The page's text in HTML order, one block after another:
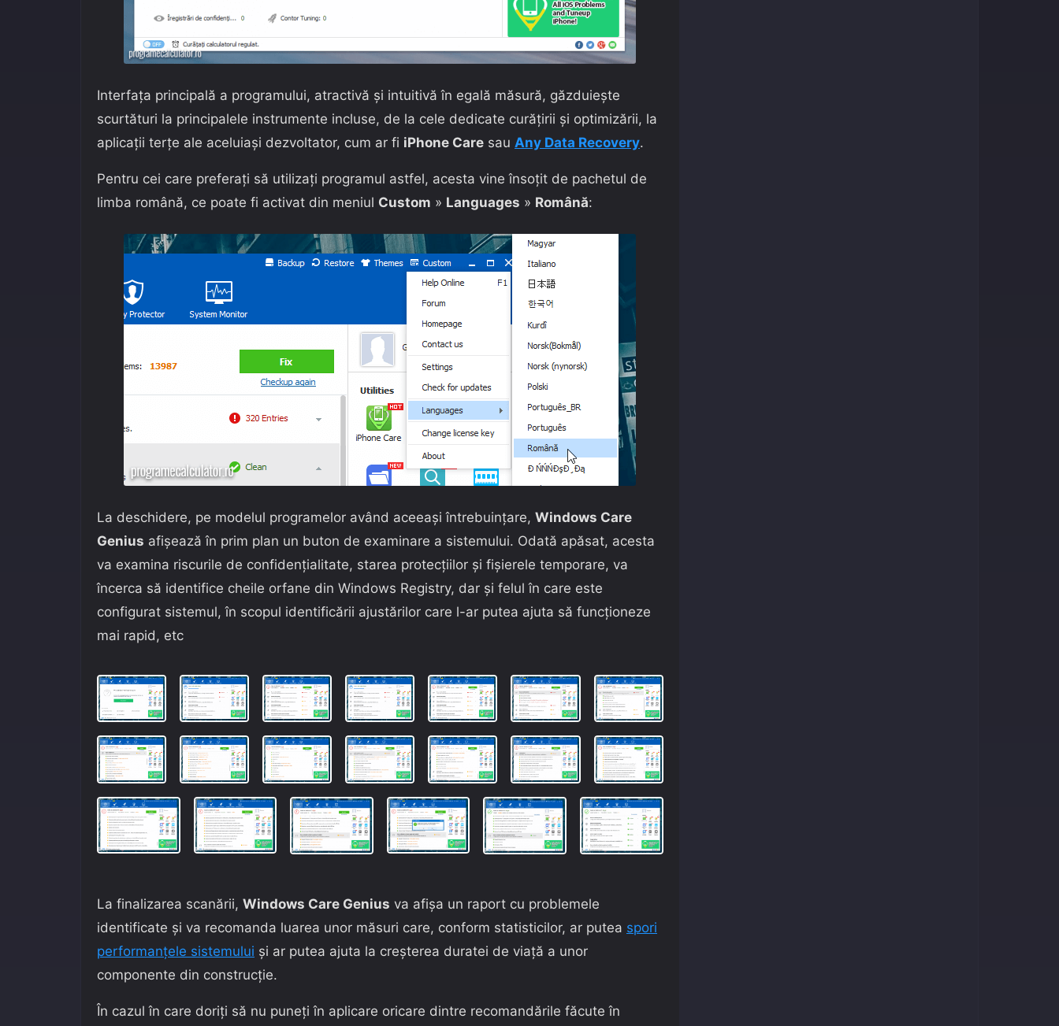
Interfața principală a programului, atractivă și intuitivă în egală măsură, găzduiește
scurtături la principalele instrumente incluse, de la cele dedicate curățirii și optimizării, la
aplicații terțe ale aceluiași dezvoltator, cum ar fi iPhone Care sau Any Data Recovery.
Pentru cei care preferați să utilizați programul astfel, acesta vine însoțit de pachetul de
limba română, ce poate fi activat din meniul Custom » Languages » Română:
La deschidere, pe modelul programelor având aceeași întrebuințare, Windows Care
Genius afișează în prim plan un buton de examinare a sistemului. Odată apăsat, acesta
va examina riscurile de confidențialitate, starea protecțiilor și fișierele temporare, va
încerca să identifice cheile orfane din Windows Registry, dar și felul în care este
configurat sistemul, în scopul identificării ajustărilor care l-ar putea ajuta să funcționeze
mai rapid, etc
La finalizarea scanării, Windows Care Genius va afișa un raport cu problemele
identificate și va recomanda luarea unor măsuri care, conform statisticilor, ar putea spori
performanțele sistemului și ar putea ajuta la creșterea duratei de viață a unor
componente din construcție.
În cazul în care doriți să nu puneți în aplicare oricare dintre recomandările făcute în